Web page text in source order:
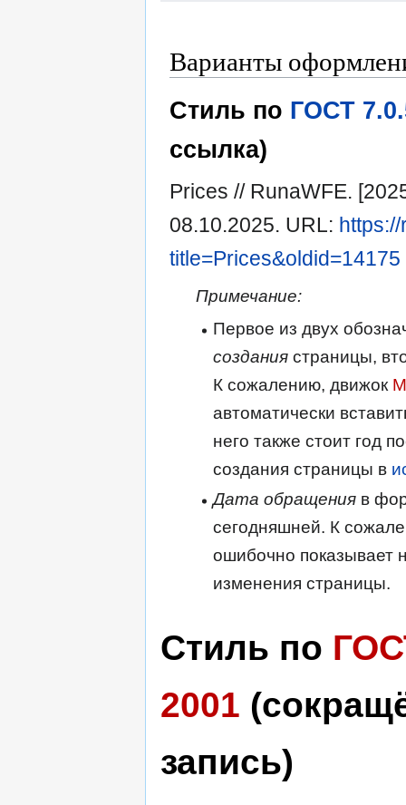
Варианты
Стиль по ГОСТ
ссылка)
Prices // RunaWFE.
08.10.2025. URL:
title=Prices&oldid=14175
Примечание:
Первое из двух
созданиястраницы,
К сожалению, движок
автоматически
него также стоит год
создания страницы в
Дата обращенияв
сегодняшней. К
ошибочно показывает
изменения страницы.
Стиль по
2001
запись)